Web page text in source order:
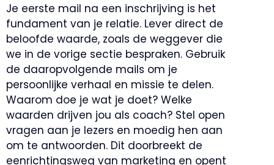
Je eerste mail na een inschrijving is het
fundament van je relatie. Lever direct de
beloofde waarde, zoals de weggever die
we in de vorige sectie bespraken. Gebruik
de daaropvolgende mails om je
persoonlijke verhaal en missie te delen.
Waarom doe je wat je doet? Welke
waarden drijven jou als coach? Stel open
vragen aan je lezers en moedig hen aan
om te antwoorden. Dit doorbreekt de
eenrichtingsweg van marketing en opent